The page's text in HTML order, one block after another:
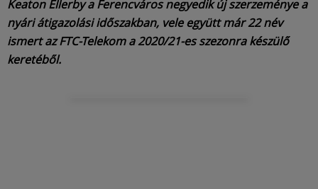
Keaton Ellerby a Ferencváros negyedik új szerzeménye a
nyári átigazolási időszakban, vele együtt már 22 név
ismert az FTC-Telekom a 2020/21-es szezonra készülő
keretéből.